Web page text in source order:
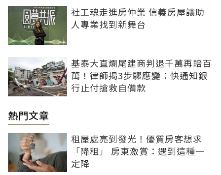
社工魂走進房仲業 信義房屋讓助
人專業找到新舞台
基泰大直爛尾建商判退千萬再賠百
萬！律師揭3步驟應變：快通知銀
行止付搶救自備款
熱門文章
租屋處亮到發光！優質房客想求
「降租」 房東激賞：遇到這種一
定降